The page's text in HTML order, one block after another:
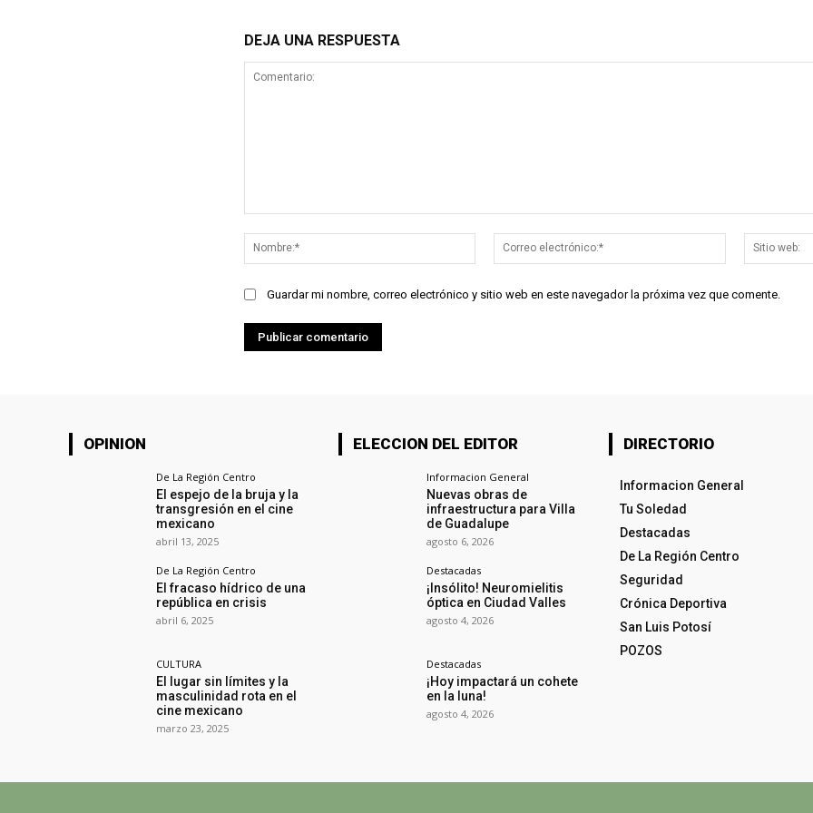
DEJA UNA RESPUESTA
Nombre:*
Correo
electrónico:*
Guardar mi nombre, correo electrónico y sitio web en este navegador la próxima vez que comente.
OPINION
De La Región Centro
El espejo de la bruja y la
transgresión en el cine
mexicano
abril 13, 2025
De La Región Centro
El fracaso hídrico de una
república en crisis
abril 6, 2025
CULTURA
El lugar sin límites y la
masculinidad rota en el
cine mexicano
marzo 23, 2025
ELECCION DEL EDITOR
Informacion General
Nuevas obras de
infraestructura para Villa
de Guadalupe
agosto 6, 2026
Destacadas
¡Insólito! Neuromielitis
óptica en Ciudad Valles
agosto 4, 2026
Destacadas
¡Hoy impactará un cohete
en la luna!
agosto 4, 2026
DIRECTORIO
Informacion General
Tu Soledad
Destacadas
De La Región Centro
Seguridad
Crónica Deportiva
San Luis Potosí
POZOS